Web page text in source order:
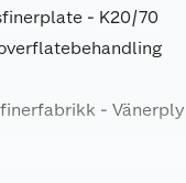
- K20/70
- Vänerply